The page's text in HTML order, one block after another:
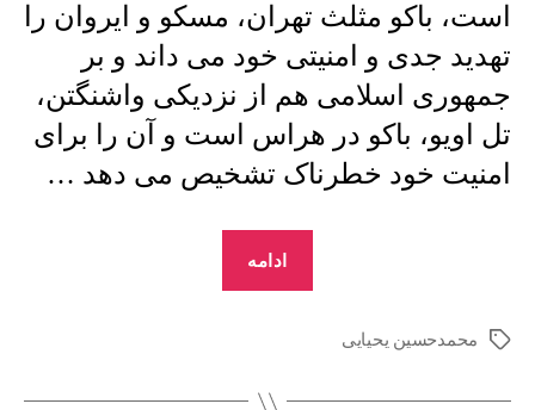
است، باکو مثلث تهران، مسکو و ایروان را
تهدید جدی و امنیتی خود می داند و بر
جمهوری اسلامی هم از نزدیکی واشنگتن،
تل اویو، باکو در هراس است و آن را برای
امنیت خود خطرناک تشخیص می دهد …
ادامه
یحیایی
بین
برچسب‌هامحمدحسین یحیایی